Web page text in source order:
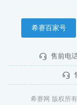
希赛百家号
售前电
希赛网 版权所